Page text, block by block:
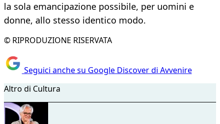
la sola emancipazione possibile, per uomini e
donne, allo stesso identico modo.
© RIPRODUZIONE RISERVATA
Seguici anche su Google Discover di Avvenire
Altro di Cultura